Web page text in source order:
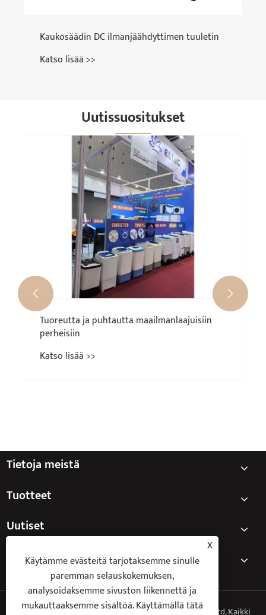
Uutissuositukset
Miksi pieni DC-ilmajäähdyttimen tuuletin on
välttämätön nykyaikaisille
jäähdytysratkaisuille?
Katso lisää >>
 
Tietoja meistä
Tuotteet
Uutiset
Ota meihin yhteyttä
Copyright © 2025 Ningbo Keyi Electric Appliance Co., Ltd. Kaikki
X
Käytämme evästeitä tarjotaksemme sinulle
paremman selauskokemuksen,
analysoidaksemme sivuston liikennettä ja
mukauttaaksemme sisältöä. Käyttämällä tätä